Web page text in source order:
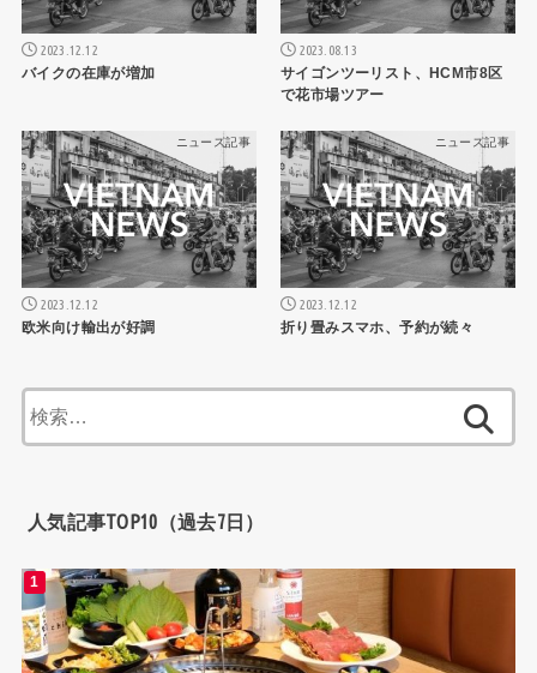
2023.12.12
バイクの在庫が増加
2023.08.13
サイゴンツーリスト、HCM市8区
で花市場ツアー
ニュース記事
2023.12.12
欧米向け輸出が好調
ニュース記事
2023.12.12
折り畳みスマホ、予約が続々
索:
人気記事TOP10（過去7日）